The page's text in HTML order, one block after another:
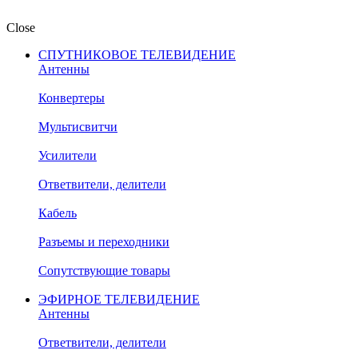
Close
СПУТНИКОВОЕ ТЕЛЕВИДЕНИЕ
Антенны
Конвертеры
Мультисвитчи
Усилители
Ответвители, делители
Кабель
Разъемы и переходники
Сопутствующие товары
ЭФИРНОЕ ТЕЛЕВИДЕНИЕ
Антенны
Ответвители, делители